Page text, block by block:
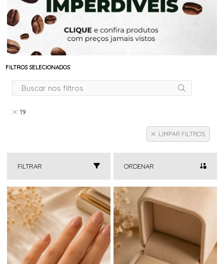
FILTROS SELECIONADOS
19
LIMPAR FILTROS
FILTRAR ORDENAR